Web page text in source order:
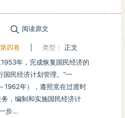
阅读原文
四卷 类型： 正文
年，完成恢复国民经济的
民经济计划管理。“一
1962年），遵照党在过渡时
，编制和实施国民经济计
步...